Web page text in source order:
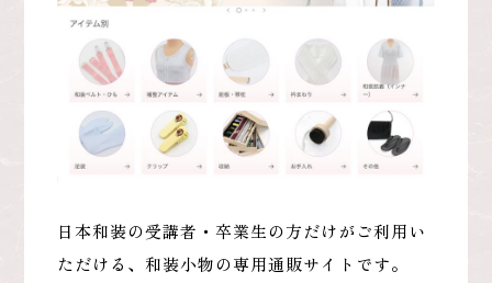
日本和装の受講者・卒業生の方だけがご利用い
ただける、和装小物の専用通販サイトです。